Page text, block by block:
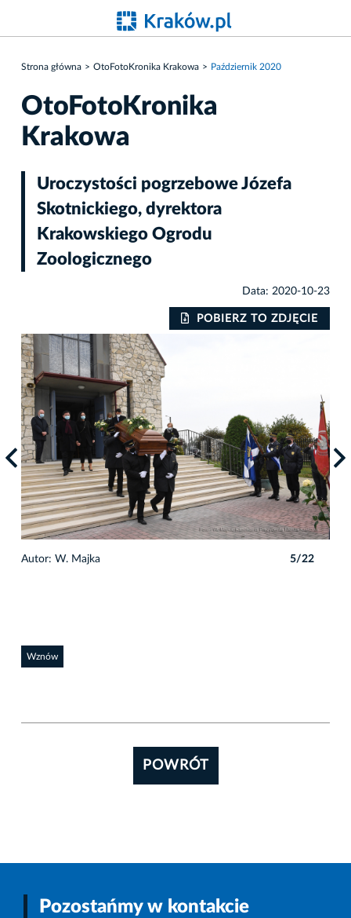
Strona główna OtoFotoKronika Krakowa Październik 2020
OtoFotoKronika
Krakowa
Uroczystości pogrzebowe Józefa
Skotnickiego, dyrektora
Krakowskiego Ogrodu
Zoologicznego
Data: 2020-10-23
POBIERZ TO ZDJĘCIE
Autor: W. Majka 5/22
Wznów
POWRÓT
Pozostańmy w kontakcie